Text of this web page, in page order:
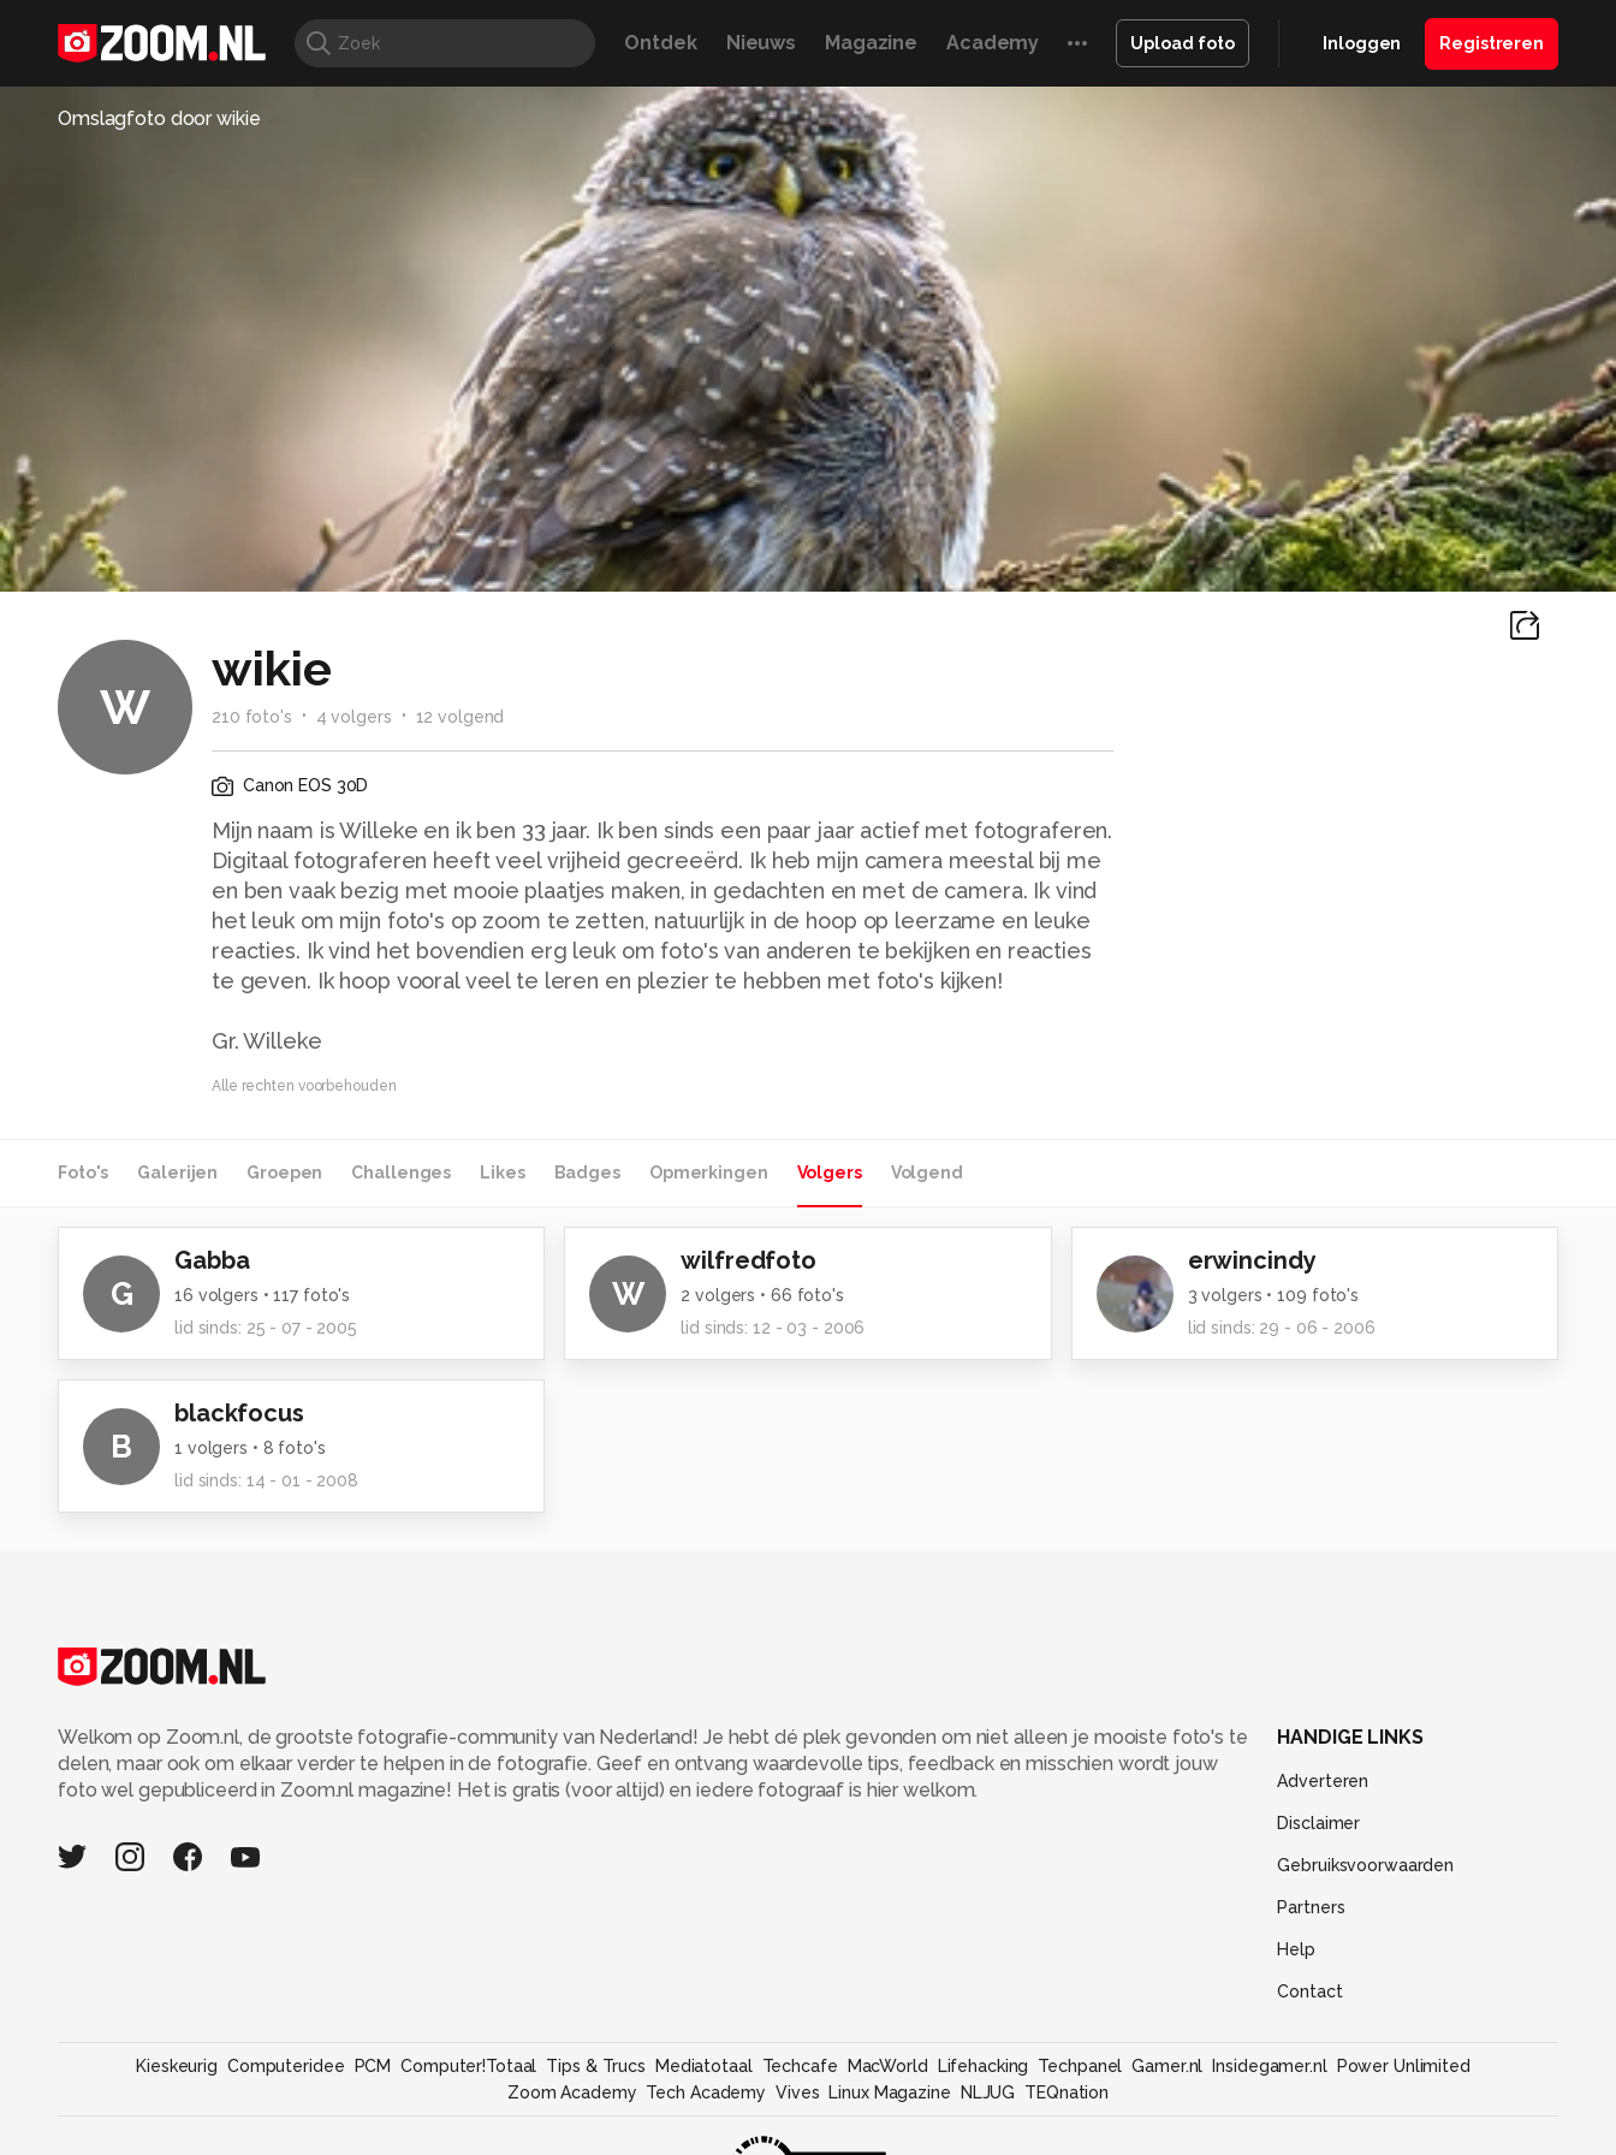
Ontdek Nieuws Magazine Academy Upload foto Inloggen Registreren
Omslagfoto doorwikie
W
wikie
210 foto's 4 volgers 12 volgend
Canon EOS 30D
Mijn naam is Willeke en ik ben 33 jaar. Ik ben sinds een paar jaar actief met fotograferen.
Digitaal fotograferen heeft veel vrijheid gecreeërd. Ik heb mijn camera meestal bij me
en ben vaak bezig met mooie plaatjes maken, in gedachten en met de camera. Ik vind
het leuk om mijn foto's op zoom te zetten, natuurlijk in de hoop op leerzame en leuke
reacties. Ik vind het bovendien erg leuk om foto's van anderen te bekijken en reacties
te geven. Ik hoop vooral veel te leren en plezier te hebben met foto's kijken!
Gr. Willeke
Alle rechten voorbehouden
Foto's Galerijen Groepen Challenges Likes Badges Opmerkingen Volgers Volgend
G
Gabba
16 volgers •117 foto's
lid sinds: 25 - 07 - 2005
W
wilfredfoto
2 volgers • 66 foto's
lid sinds:12 - 03 - 2006
erwincindy
3 volgers •109 foto's
lid sinds: 29 - 06 - 2006
B
blackfocus
1 volgers • 8 foto's
lid sinds: 14 - 01 - 2008
Welkom op Zoom.nl, de grootste fotografie-community van Nederland! Je hebt dé plek gevonden om niet alleen je mooiste foto's te
delen, maar ook om elkaar verder te helpen in de fotografie. Geef en ontvang waardevolle tips, feedback en misschien wordt jouw
foto wel gepubliceerd in Zoom.nl magazine! Het is gratis (voor altijd) en iedere fotograaf is hier welkom.
HANDIGE LINKS
Adverteren
Disclaimer
Gebruiksvoorwaarden
Partners
Help
Contact
Kieskeurig Computeridee PCM Computer!Totaal Tips & Trucs Mediatotaal Techcafe MacWorld Lifehacking Techpanel Gamer.nl Insidegamer.nl
Power Unlimited
Zoom Academy Tech Academy Vives Linux Magazine NLJUG TEQnation